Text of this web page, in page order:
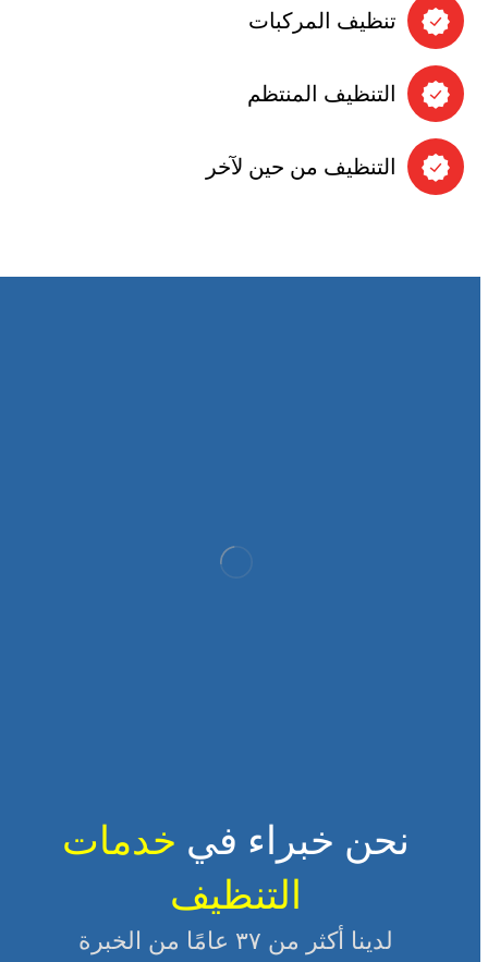
تنظيف المركبات
التنظيف المنتظم
التنظيف من حين لآخر
نحن خبراء في خدمات
التنظيف
لدينا أكثر من ٣٧ عامًا من الخبرة